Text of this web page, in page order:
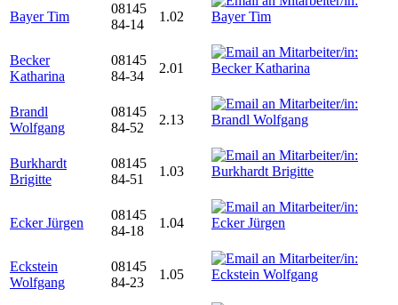
Bayer Tim
08145
84-14
1.02
Becker
Katharina
08145
84-34
2.01
Brandl
Wolfgang
08145
84-52
2.13
Burkhardt
Brigitte
08145
84-51
1.03
Ecker Jürgen
08145
84-18
1.04
Eckstein
Wolfgang
08145
84-23
1.05